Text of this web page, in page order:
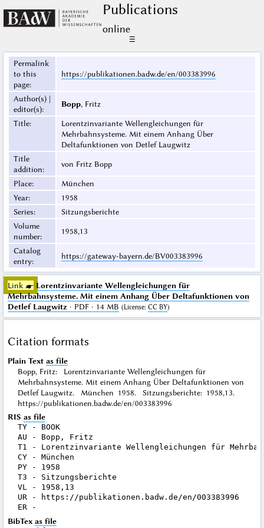
Publications
online
☰
Permalink
to this
page:
https://publikationen.badw.de/en/003383996
Author(s) |
editor(s):
Bopp, Fritz
Title:
Lorentzinvariante Wellengleichungen für
Mehrbahnsysteme. Mit einem Anhang Über
Deltafunktionen von Detlef Laugwitz
Title
addition:
von Fritz Bopp
Place:
München
Year:
1958
Series:
Sitzungsberichte
Volume
number:
1958,13
Catalog
entry:
https://gateway-bayern.de/BV003383996
Link ☛ Lorentzinvariante Wellengleichungen für
Mehrbahnsysteme. Mit einem Anhang Über Deltafunktionen von
Detlef Laugwitz · PDF · 14 MB (License: CC BY)
Citation formats
Plain Text as file
Bopp, Fritz: Lorentzinvariante Wellengleichungen für
Mehrbahnsysteme. Mit einem Anhang Über Deltafunktionen von
Detlef Laugwitz. München 1958. Sitzungsberichte: 1958,13.
https://publikationen.badw.de/en/003383996
RIS as file
TY - BOOK
AU - Bopp, Fritz
T1 - Lorentzinvariante Wellengleichungen für
CY - München
PY - 1958
T3 - Sitzungsberichte
VL - 1958,13
UR - https://publikationen.badw.de/en/003383996
BibTex as file